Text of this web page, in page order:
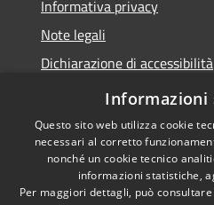
Informativa privacy
Note legali
Dichiarazione di accessibilità
Moduli PrivacyInformazioni
Questo sito web utilizza cookie
necessari al corretto
nonché un cookie tecnico
informazioni statistiche,
Per maggiori dettagli, può